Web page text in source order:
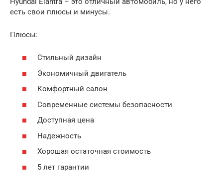
есть свои плюсы и минусы.
Плюсы:
Стильный дизайн
Экономичный двигатель
Комфортный салон
Современные системы безопасности
Доступная цена
Надежность
Хорошая остаточная стоимость
5 лет гарантии